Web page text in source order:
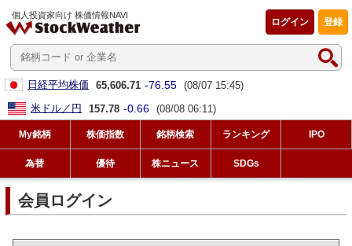
個人投資家向け 株価情報NAVI
登録
ログイン
日経平均株価 65,606.71 -76.55 (08/07 15:45)
米ドル／円
157.78 -0.66 (08/08 06:11)
My銘柄 株価指数 銘柄検索 ランキング IPO
為替 優待 株ニュース SDGs
会員ログイン